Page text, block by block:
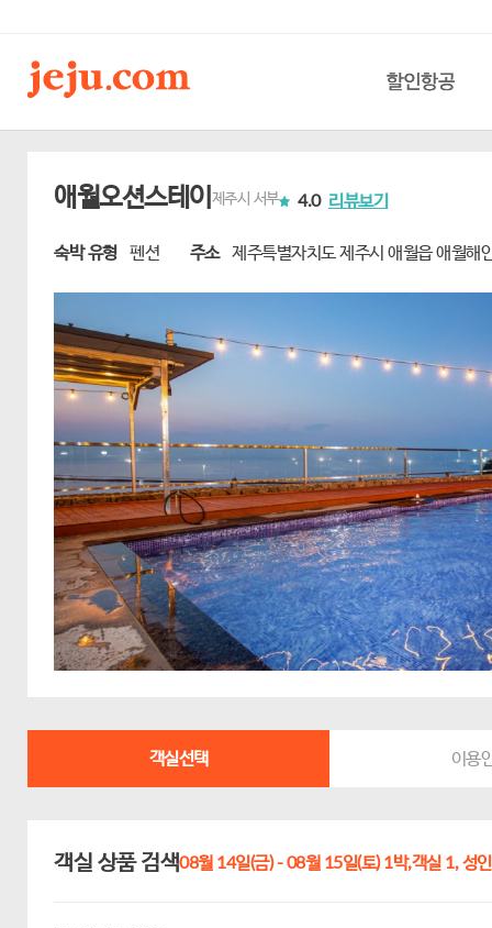
할인항공
애월오션스테이 제주시 서부 4.0 리뷰보기
숙박 유형 펜션 주소 제주특별자치도 제주시 애월읍 애월해
객실선택 이용
객실 상품 검색08월 14일(금) - 08월 15일(토) 1박,객실 1,성